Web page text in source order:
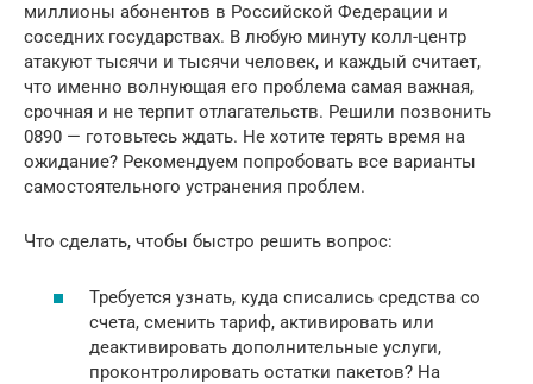
миллионы абонентов в Российской Федерации и
соседних государствах. В любую минуту колл-центр
атакуют тысячи и тысячи человек, и каждый считает,
что именно волнующая его проблема самая важная,
срочная и не терпит отлагательств. Решили позвонить
0890 — готовьтесь ждать. Не хотите терять время на
ожидание? Рекомендуем попробовать все варианты
самостоятельного устранения проблем.
Что сделать, чтобы быстро решить вопрос:
Требуется узнать, куда списались средства со
счета, сменить тариф, активировать или
деактивировать дополнительные услуги,
проконтролировать остатки пакетов? На